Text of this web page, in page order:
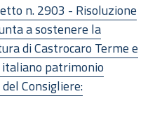
n. 2903 - Risoluzione
a sostenere la
di Castrocaro Terme e
italiano patrimonio
Consigliere: